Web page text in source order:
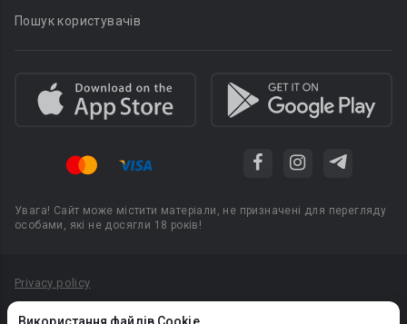
Пошук користувачів
Увага! Сайт може містити матеріали, не призначені для перегляду
особами, які не досягли 18 років!
Privacy policy